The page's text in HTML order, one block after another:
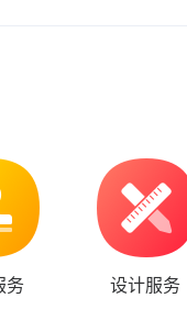
务 设计服务